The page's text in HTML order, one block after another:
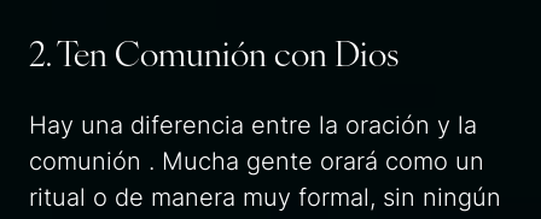
2. Ten Comunión con Dios
Hay una diferencia entre la oración y la
comunión . Mucha gente orará como un
ritual o de manera muy formal, sin ningún